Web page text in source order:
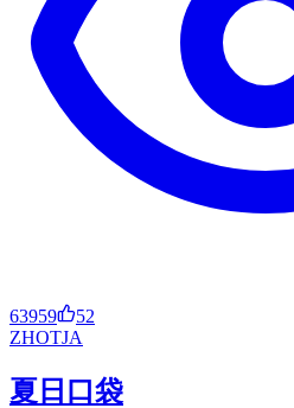
63959
52
ZHOTJA
夏日口袋